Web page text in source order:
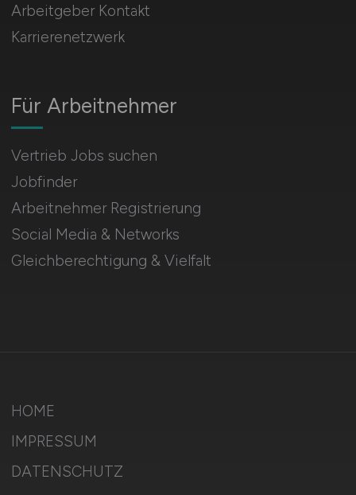
Für Arbeitnehmer
Vertrieb Jobs suchen
Jobfinder
Arbeitnehmer Registrierung
Social Media & Networks
Gleichberechtigung & Vielfalt
Arbeitgeber Kontakt
Karrierenetzwerk
HOME
IMPRESSUM
DATENSCHUTZ